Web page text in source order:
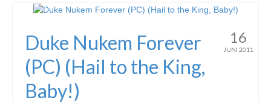
16
JUNI 2011
Duke Nukem Forever
(PC) (Hail to the King,
Baby!)